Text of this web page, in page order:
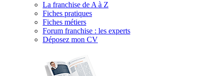
La franchise de A à Z
Fiches pratiques
Fiches métiers
Forum franchise : les experts
Déposez mon CV